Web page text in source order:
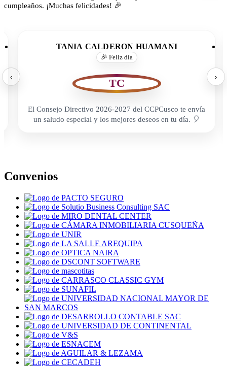
cumpleaños. ¡Muchas felicidades! 🎉
‹
TANIA CALDERON HUAMANI
🎉 Feliz día
TC
El Consejo Directivo 2026-2027 del CCPCusco te envía
un saludo especial y los mejores deseos en tu día. 🎈
›
Convenios